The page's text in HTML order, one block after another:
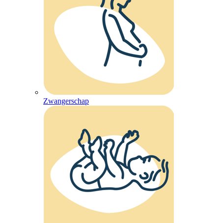
Zwangerschap